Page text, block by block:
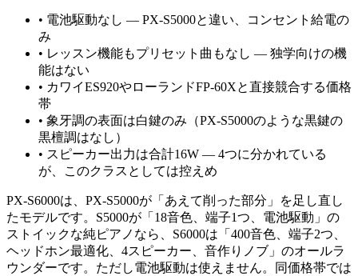
• 電池駆動なし — PX-S5000と違い、コンセント給電の
み
• レッスン機能もプリセット曲もなし — 独学向けの機
能はない
• カワイES920やローランドFP-60Xと直接競合する価格
帯
• 象牙調の表面は白鍵のみ（PX-S5000のような黒鍵の
黒檀調はなし）
• スピーカー出力は合計16W — 4つに分かれている
が、このクラスとしては控えめ
PX-S6000は、PX-S5000が「あえて削った部分」を足し直し
たモデルです。S5000が「18音色、端子1つ、電池駆動」の
ストイックな純ピアノなら、S6000は「400音色、端子2つ、
ヘッドホン最適化、4スピーカー、音作りノブ」のオールラ
ウンダーです。ただし電池駆動は使えません。同価格帯では